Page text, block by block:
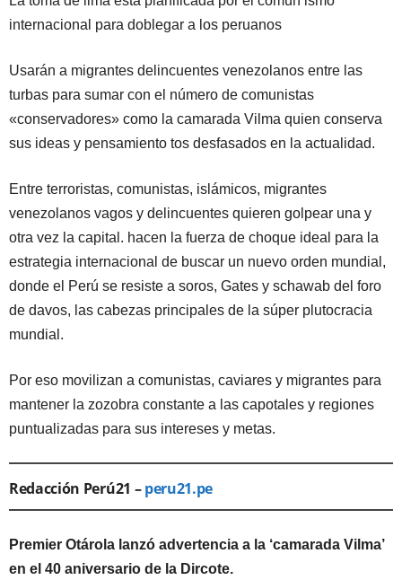
internacional para doblegar a los peruanos
Usarán a migrantes delincuentes venezolanos entre las
turbas para sumar con el número de comunistas
«conservadores» como la camarada Vilma quien conserva
sus ideas y pensamiento tos desfasados en la actualidad.
Entre terroristas, comunistas, islámicos, migrantes
venezolanos vagos y delincuentes quieren golpear una y
otra vez la capital. hacen la fuerza de choque ideal para la
estrategia internacional de buscar un nuevo orden mundial,
donde el Perú se resiste a soros, Gates y schawab del foro
de davos, las cabezas principales de la súper plutocracia
mundial.
Por eso movilizan a comunistas, caviares y migrantes para
mantener la zozobra constante a las capotales y regiones
puntualizadas para sus intereses y metas.
Redacción Perú21 –peru21.pe
Premier Otárola lanzó advertencia a la ‘camarada Vilma’
en el 40 aniversario de la Dircote.